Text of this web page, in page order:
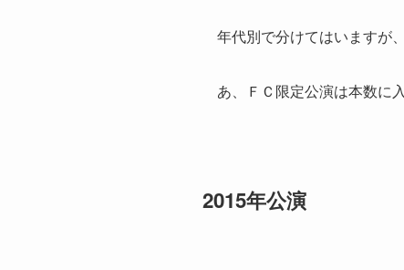
年代別で分けてはいますが
あ、ＦＣ限定公演は本数に
2015年公演